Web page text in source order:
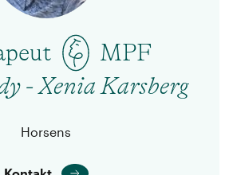
MPF
- Xenia Karsberg
Horsens